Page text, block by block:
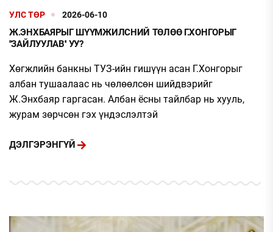
УЛС ТӨР 2026-06-10
Ж.ЭНХБАЯРЫГ ШҮҮМЖИЛСНИЙ ТӨЛӨӨ Г.ХОНГОРЫГ
''ЗАЙЛУУЛАВ'' УУ?
Хөгжлийн банкны ТУЗ-ийн гишүүн асан Г.Хонгорыг
албан тушаалаас нь чөлөөлсөн шийдвэрийг
Ж.Энхбаяр гаргасан. Албан ёсны тайлбар нь хууль,
журам зөрчсөн гэх үндэслэлтэй
ДЭЛГЭРЭНГҮЙ